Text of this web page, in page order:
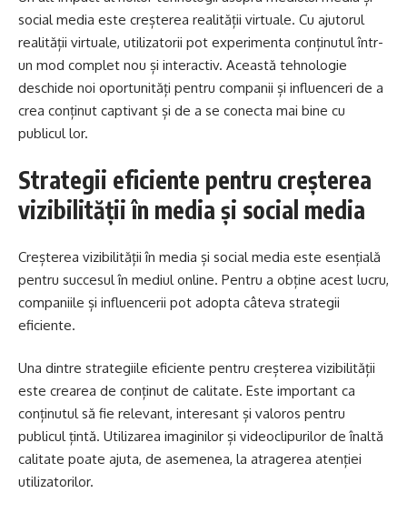
social media este creșterea realității virtuale. Cu ajutorul
realității virtuale, utilizatorii pot experimenta conținutul într-
un mod complet nou și interactiv. Această tehnologie
deschide noi oportunități pentru companii și influenceri de a
crea conținut captivant și de a se conecta mai bine cu
publicul lor.
Strategii eficiente pentru creșterea
vizibilității în media și social media
Creșterea vizibilității în media și social media este esențială
pentru succesul în mediul online. Pentru a obține acest lucru,
companiile și influencerii pot adopta câteva strategii
eficiente.
Una dintre strategiile eficiente pentru creșterea vizibilității
este crearea de conținut de calitate. Este important ca
conținutul să fie relevant, interesant și valoros pentru
publicul țintă. Utilizarea imaginilor și videoclipurilor de înaltă
calitate poate ajuta, de asemenea, la atragerea atenției
utilizatorilor.